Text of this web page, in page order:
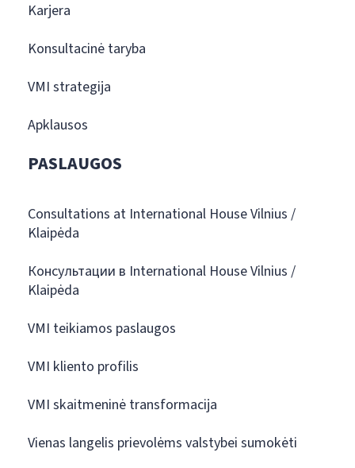
Karjera
Konsultacinė taryba
VMI strategija
Apklausos
PASLAUGOS
Consultations at International House Vilnius /
Klaipėda
Консультации в International House Vilnius /
Klaipėda
VMI teikiamos paslaugos
VMI kliento profilis
VMI skaitmeninė transformacija
Vienas langelis prievolėms valstybei sumokėti